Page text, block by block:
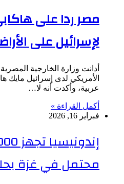
مصر ردا على
لإسرائيل على
أدانت وزارة الخارجية
الأمريكي لدى إسرائيل مايك
عربية، وأكدت أنه لا…
أكمل القراءة »
فبراير 16, 2026
محتمل في غزة